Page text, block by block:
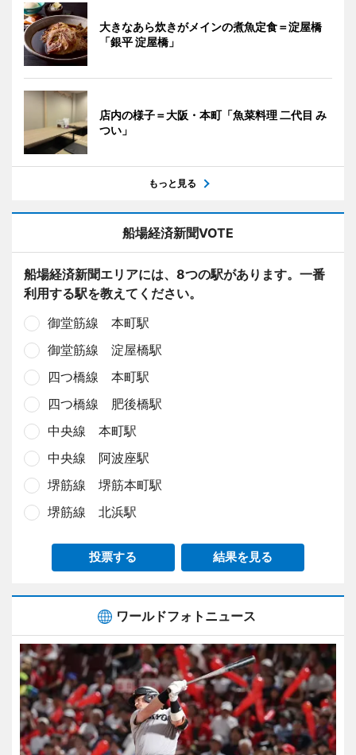
大きなあら炊きがメインの煮魚定食＝淀屋橋
「銀平 淀屋橋」
店内の様子＝大阪・本町「魚菜料理 二代目 み
つい」
もっと見る
船場経済新聞VOTE
船場経済新聞エリアには、8つの駅があります。一番
利用する駅を教えてください。
御堂筋線 本町駅
御堂筋線 淀屋橋駅
四つ橋線 本町駅
四つ橋線 肥後橋駅
中央線 本町駅
中央線 阿波座駅
堺筋線 堺筋本町駅
堺筋線 北浜駅
投票する 結果を見る
ワールドフォトニュース